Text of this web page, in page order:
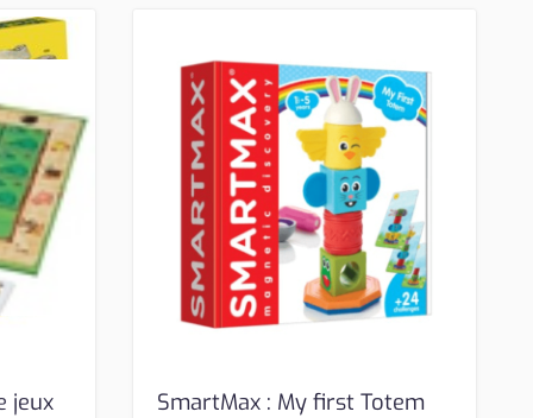
jeux SmartMax : My first Totem